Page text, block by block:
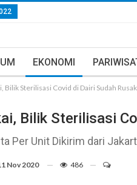
EKONOMI
Bilik Sterilisasi Covid di Dairi Sudah Rusak
Bilik Sterilisasi
Per Unit Dikirim dari
Nov 2020 486